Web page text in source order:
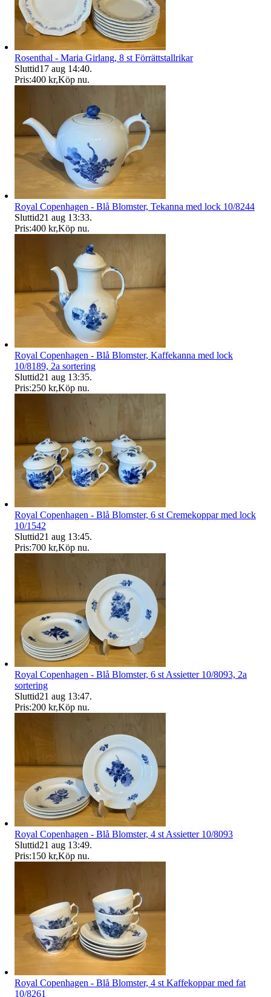
Rosenthal - Maria Girlang, 8 st Förrättstallrikar
Sluttid17 aug 14:40.
Pris:400 kr,Köp nu.
Royal Copenhagen - Blå Blomster, Tekanna med lock 10/8244
Sluttid21 aug 13:33.
Pris:400 kr,Köp nu.
Royal Copenhagen - Blå Blomster, Kaffekanna med lock
10/8189, 2a sortering
Sluttid21 aug 13:35.
Pris:250 kr,Köp nu.
Royal Copenhagen - Blå Blomster, 6 st Cremekoppar med lock
10/1542
Sluttid21 aug 13:45.
Pris:700 kr,Köp nu.
Royal Copenhagen - Blå Blomster, 6 st Assietter 10/8093, 2a
sortering
Sluttid21 aug 13:47.
Pris:200 kr,Köp nu.
Royal Copenhagen - Blå Blomster, 4 st Assietter 10/8093
Sluttid21 aug 13:49.
Pris:150 kr,Köp nu.
Royal Copenhagen - Blå Blomster, 4 st Kaffekoppar med fat
10/8261